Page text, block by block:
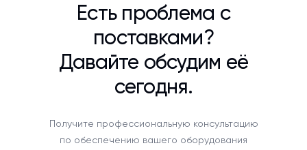
Есть проблема с
поставками?
Давайте обсудим её
сегодня.
Получите профессиональную консультацию
по обеспечению вашего оборудования